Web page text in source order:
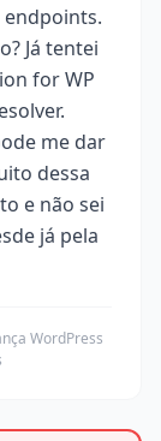
endpoints.
Já tentei
for WP
me dar
dessa
e não sei
já pela
WordPress